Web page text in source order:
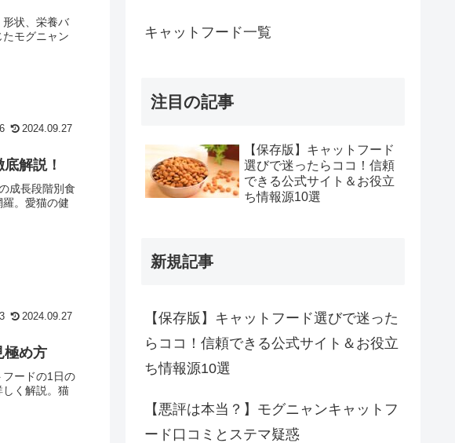
形状、栄養バ
モグニャン
2024.09.27
解説！
成長段階別食
。愛猫の健
2024.09.27
極め方
ードの1日の
く解説。猫
キャットフード一覧
注目の記事
【保存版】キャットフード
選びで迷ったらココ！信頼
できる公式サイト＆お役立
ち情報源10選
新規記事
【保存版】キャットフード選びで迷った
らココ！信頼できる公式サイト＆お役立
ち情報源10選
【悪評は本当？】モグニャンキャットフ
ード口コミとステマ疑惑